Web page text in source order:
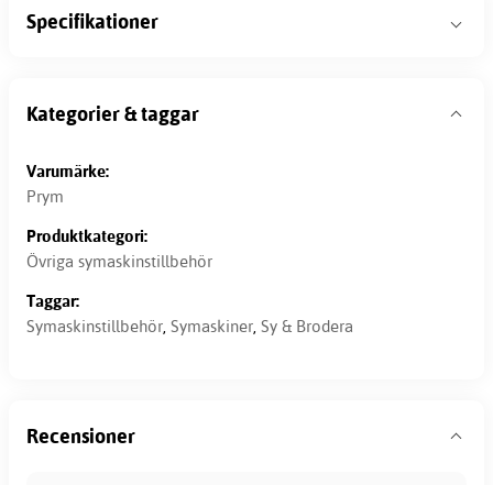
Specifikationer
Kategorier & taggar
Varumärke:
Prym
Produktkategori:
Övriga symaskinstillbehör
Taggar:
Symaskinstillbehör, Symaskiner, Sy & Brodera
Recensioner